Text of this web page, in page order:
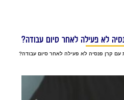
לא פעילה לאחר סיום עבודה?
קרן פנסיה לא פעילה לאחר סיום עבודה?